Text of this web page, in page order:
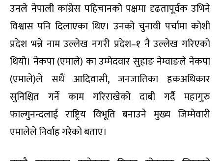
उनले नेपाली कांग्रेस पहिचानको पक्षमा दृढतापूर्वक उभिने
विश्वास पनि दिलाएका थिए। उनको चुनावी पर्चामा कोशी
प्रदेश भन्ने नाम उल्लेख नगरी प्रदेश–१ नै उल्लेख गरिएको
थियो। नेकपा (एमाले) का उम्मेदवार सुहाङ नेम्वाङले नेकपा
(एमाले)ले सधैं आदिवासी, जनजातिका हकअधिकार
सुनिश्चित गर्ने काम गरिराखेको दाबी गर्दै महागुरु
फाल्गुनन्दलाई राष्ट्रिय विभूति बनाउने मुख्य जिम्मेवारी
एमालेले निर्वाह गरेको बताए।